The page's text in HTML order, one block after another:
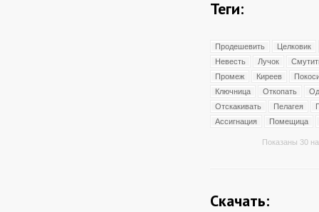
Теги:
Продешевить
Целковик
Невесть
Лучок
Промеж
Киреев
Ключница
Откопать
Отскакивать
Пелагея
Ассигнация
Помещица
Показаны 30
Скачать: